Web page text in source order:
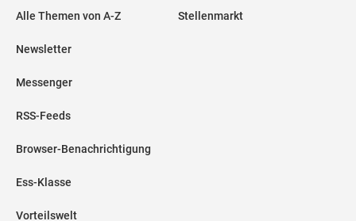
Alle Themen von A-Z
Newsletter
Messenger
RSS-Feeds
Browser-Benachrichtigung
Ess-Klasse
Vorteilswelt
Stellenmarkt